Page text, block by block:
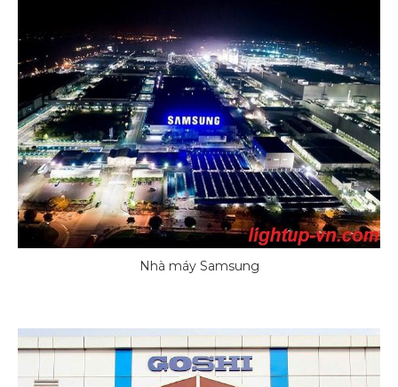
Nhà máy Samsung